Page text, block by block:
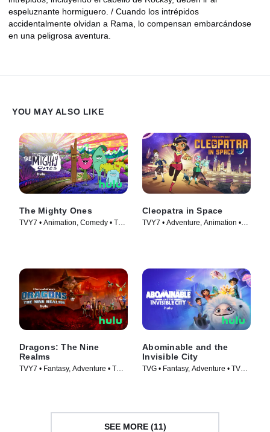
espeluznante hormiguero. / Cuando los intrépidos
accidentalmente olvidan a Rama, lo compensan embarcándose
en una peligrosa aventura.
YOU MAY ALSO LIKE
The Mighty Ones
TVY7 • Animation, Comedy • TV
Cleopatra in Space
TVY7 • Adventure, Animation •
Dragons: The Nine
Realms
TVY7 • Fantasy, Adventure • TV
Abominable and the
Invisible City
TVG • Fantasy, Adventure • TV
SEE MORE (11)